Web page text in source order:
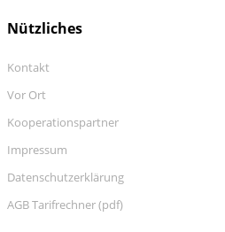
Nützliches
Kontakt
Vor Ort
Kooperationspartner
Impressum
Datenschutzerklärung
AGB Tarifrechner (pdf)